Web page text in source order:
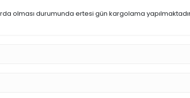
olması durumunda ertesi gün kargolama